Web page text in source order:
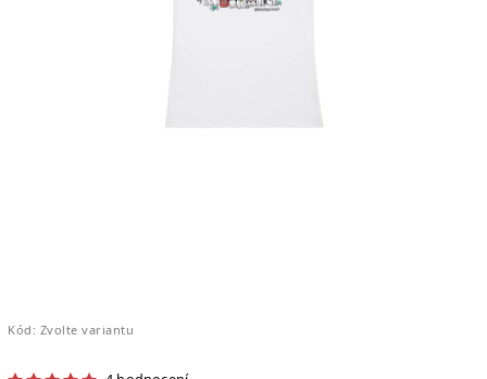
Kód: Zvolte variantu